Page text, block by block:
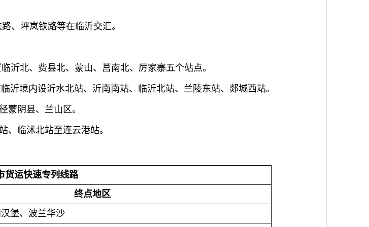
、坪岚铁路等在临沂交汇。
沂北、费县北、蒙山、莒南北、厉家寨五个站点。
沂境内设沂水北站、沂南南站、临沂北站、兰陵东站、郯城西站。
蒙阴县、兰山区。
、临沭北站至连云港站。
货运快速专列线路
终点地区
堡、波兰华沙